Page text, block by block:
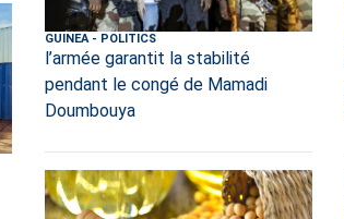
GUINEA- POLITICS
l’armée garantit la stabilité
pendant le congé de Mamadi
Doumbouya